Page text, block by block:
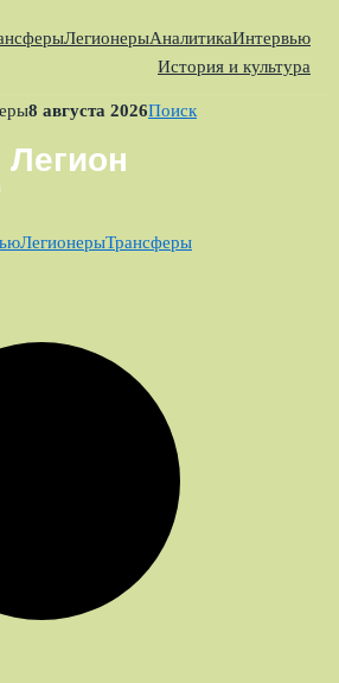
ЛегионерыАналитикаИнтервью
История и культура
8 августа 2026Поиск
ЛегионерыТрансферы